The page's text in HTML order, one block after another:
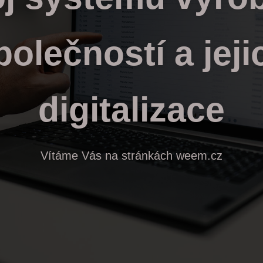
a
digitalizace
Vítáme Vás na stránkách weem.cz